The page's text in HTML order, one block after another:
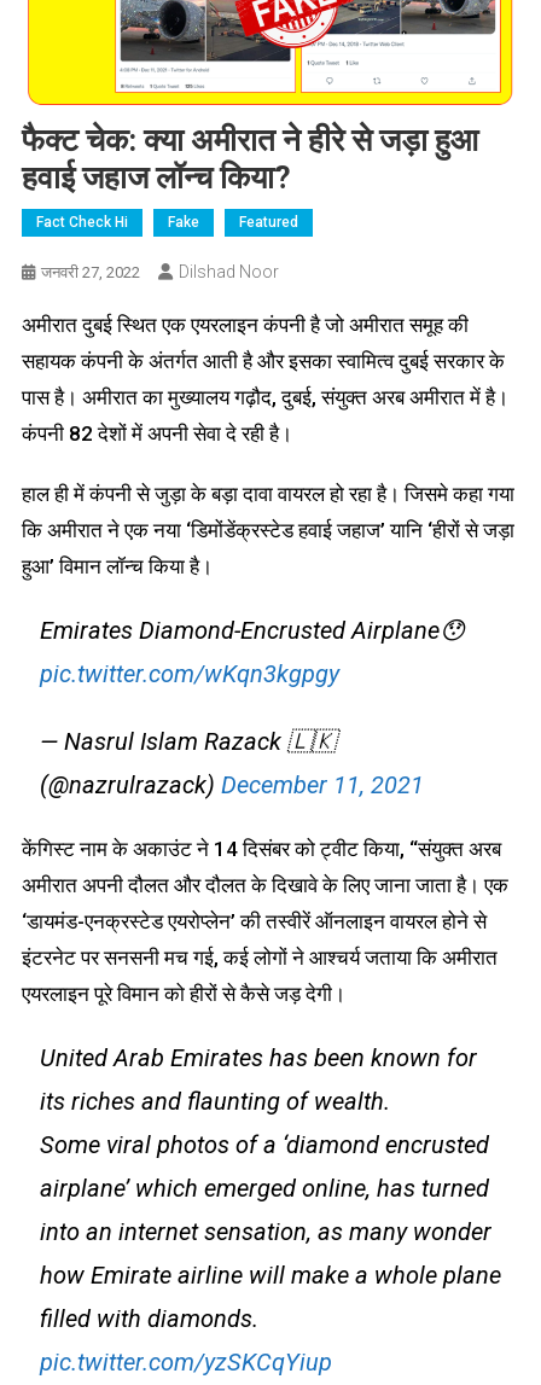
फैक्ट चेक: क्या अमीरात ने हीरे से जड़ा हुआ
हवाई जहाज लॉन्च किया?
Fact Check Hi Fake Featured
जनवरी 27, 2022 Dilshad Noor
अमीरात दुबई स्थित एक एयरलाइन कंपनी है जो अमीरात समूह की
सहायक कंपनी के अंतर्गत आती है और इसका स्वामित्व दुबई सरकार के
पास है। अमीरात का मुख्यालय गढ़ौद, दुबई, संयुक्त अरब अमीरात में है।
कंपनी 82 देशों में अपनी सेवा दे रही है।
हाल ही में कंपनी से जुड़ा के बड़ा दावा वायरल हो रहा है। जिसमे कहा गया
कि अमीरात ने एक नया ‘डिमोंडेंक्रस्टेड हवाई जहाज’ यानि ‘हीरों से जड़ा
हुआ’ विमान लॉन्च किया है।
Emirates Diamond-Encrusted Airplane😯
pic.twitter.com/wKqn3kgpgy
— Nasrul Islam Razack 🇱🇰
(@nazrulrazack) December 11, 2021
केंगिस्ट नाम के अकाउंट ने 14 दिसंबर को ट्वीट किया, “संयुक्त अरब
अमीरात अपनी दौलत और दौलत के दिखावे के लिए जाना जाता है। एक
‘डायमंड-एनक्रस्टेड एयरोप्लेन’ की तस्वीरें ऑनलाइन वायरल होने से
इंटरनेट पर सनसनी मच गई, कई लोगों ने आश्चर्य जताया कि अमीरात
एयरलाइन पूरे विमान को हीरों से कैसे जड़ देगी।
United Arab Emirates has been known for
its riches and flaunting of wealth.
Some viral photos of a ‘diamond encrusted
airplane’ which emerged online, has turned
into an internet sensation, as many wonder
how Emirate airline will make a whole plane
filled with diamonds.
pic.twitter.com/yzSKCqYiup